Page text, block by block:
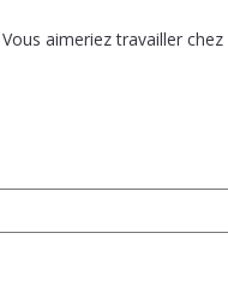
Vous aimeriez travailler chez